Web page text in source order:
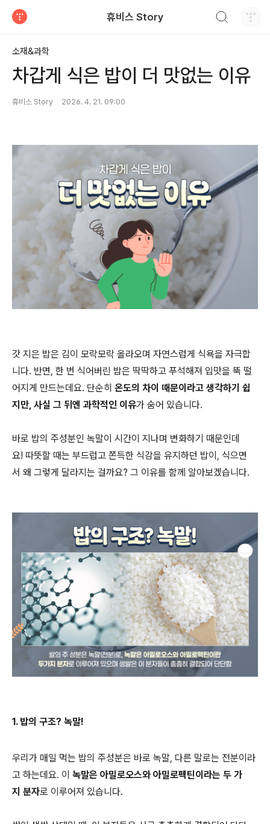
휴비스 Story
소재&과학
차갑게 식은 밥이 더 맛없는 이유
휴비스 Story 2026. 4. 21. 09:00
갓 지은 밥은 김이 모락모락 올라오며 자연스럽게 식욕을 자극합
니다. 반면, 한 번 식어버린 밥은 딱딱하고 푸석해져 입맛을 뚝 떨
어지게 만드는데요. 단순히 온도의 차이 때문이라고 생각하기 쉽
지만, 사실 그 뒤엔 과학적인 이유가 숨어 있습니다.
바로 밥의 주성분인 녹말이 시간이 지나며 변화하기 때문인데
요! 따뜻할 때는 부드럽고 쫀득한 식감을 유지하던 밥이, 식으면
서 왜 그렇게 달라지는 걸까요? 그 이유를 함께 알아보겠습니다.
1. 밥의 구조? 녹말!
우리가 매일 먹는 밥의 주성분은 바로 녹말, 다른 말로는 전분이라
고 하는데요. 이 녹말은 아밀로오스와 아밀로펙틴이라는 두 가
지 분자로 이루어져 있습니다.